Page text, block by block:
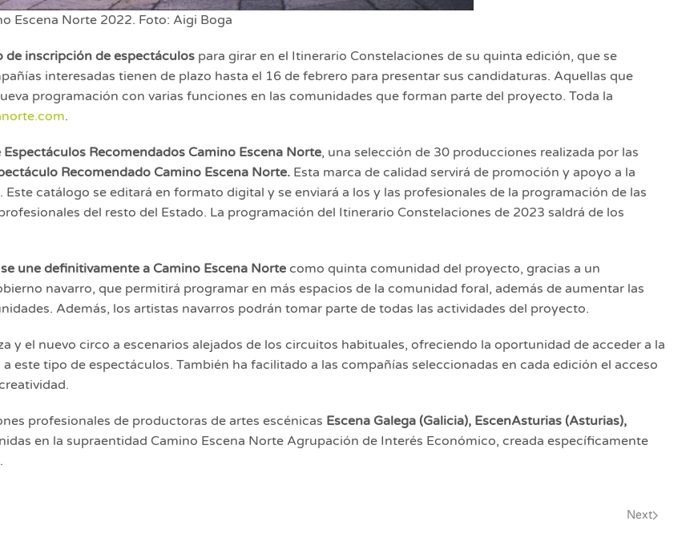
Escena Norte 2022. Foto: Aigi Boga
de inscripción de espectáculos para girar en el Itinerario Constelaciones de su quinta edición, que se
interesadas tienen de plazo hasta el 16 de febrero para presentar sus candidaturas. Aquellas que
programación con varias funciones en las comunidades que forman parte del proyecto. Toda la
.
Espectáculos Recomendados Camino Escena Norte, una selección de 30 producciones realizada por las
Recomendado Camino Escena Norte. Esta marca de calidad servirá de promoción y apoyo a la
catálogo se editará en formato digital y se enviará a los y las profesionales de la programación de las
del resto del Estado. La programación del Itinerario Constelaciones de 2023 saldrá de los
une definitivamente a Camino Escena Norte como quinta comunidad del proyecto, gracias a un
navarro, que permitirá programar en más espacios de la comunidad foral, además de aumentar las
Además, los artistas navarros podrán tomar parte de todas las actividades del proyecto.
y el nuevo circo a escenarios alejados de los circuitos habituales, ofreciendo la oportunidad de acceder a la
este tipo de espectáculos. También ha facilitado a las compañías seleccionadas en cada edición el acceso
profesionales de productoras de artes escénicas Escena Galega (Galicia), EscenAsturias (Asturias),
en la supraentidad Camino Escena Norte Agrupación de Interés Económico, creada específicamente
Next